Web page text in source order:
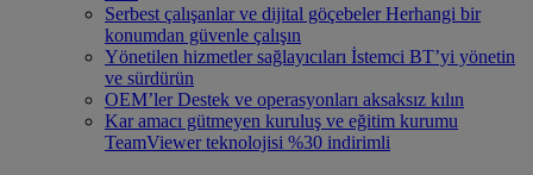
Serbest çalışanlar ve dijital göçebeler Herhangi bir
konumdan güvenle çalışın
Yönetilen hizmetler sağlayıcıları İstemci BT’yi yönetin
ve sürdürün
OEM’ler Destek ve operasyonları aksaksız kılın
Kar amacı gütmeyen kuruluş ve eğitim kurumu
TeamViewer teknolojisi %30 indirimli